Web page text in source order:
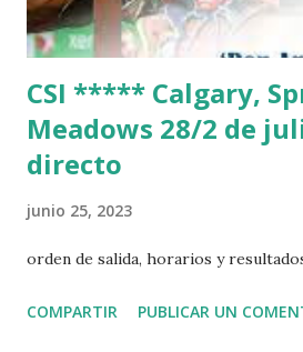
CSI ***** Calgary,
Meadows 28/2 de
directo
junio 25, 2023
orden de salida, horarios y
COMPARTIR PUBLICAR UN